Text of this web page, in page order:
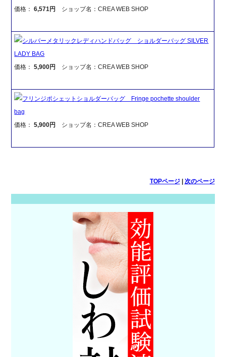
価格：6,571円 ショップ名：CREA WEB SHOP
シルバーメタリックレディハンドバッグ ショルダーバッグ SILVER
LADY BAG
価格：5,900円 ショップ名：CREA WEB SHOP
フリンジポシェットショルダーバッグ Fringe pochette shoulder
bag
価格：5,900円 ショップ名：CREA WEB SHOP
TOPページ| 次のページ